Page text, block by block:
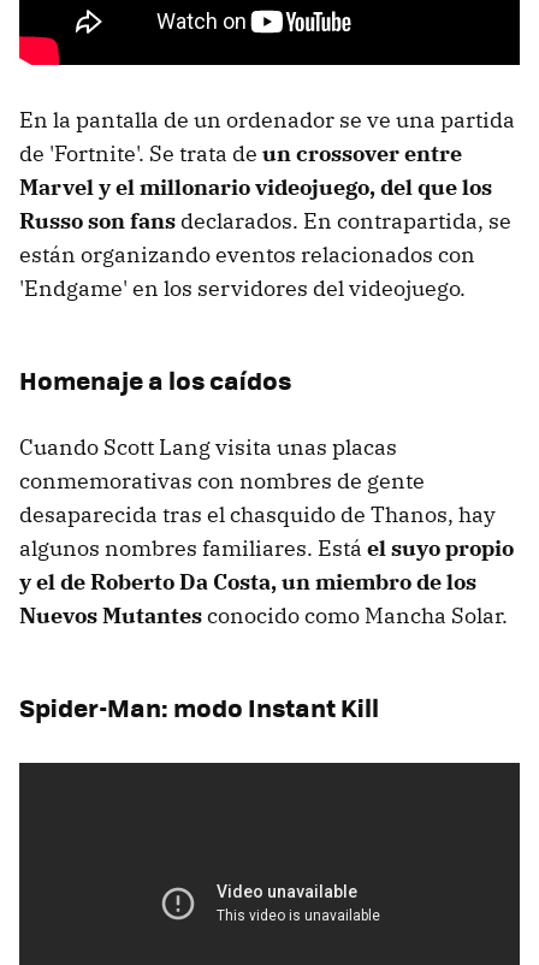
En la pantalla de un ordenador se ve una partida
de 'Fortnite'. Se trata de un crossover entre
Marvel y el millonario videojuego, del que los
Russo son fans declarados. En contrapartida, se
están organizando eventos relacionados con
'Endgame' en los servidores del videojuego.
Homenaje a los caídos
Cuando Scott Lang visita unas placas
conmemorativas con nombres de gente
desaparecida tras el chasquido de Thanos, hay
algunos nombres familiares. Está el suyo propio
y el de Roberto Da Costa, un miembro de los
Nuevos Mutantesconocido como Mancha Solar.
Spider-Man: modo Instant Kill